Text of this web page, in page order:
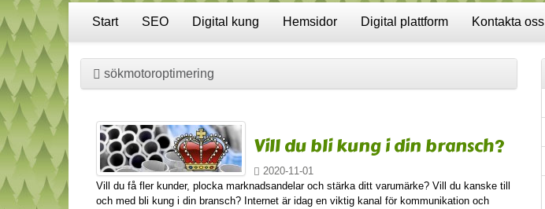
Start SEO Digital kung Hemsidor Digital plattform Kontakta oss
sökmotoroptimering
Vill du bli kung i din bransch?
2020-11-01
Vill du få fler kunder, plocka marknadsandelar och stärka ditt varumärke? Vill du kanske till
och med bli kung i din bransch? Internet är idag en viktig kanal för kommunikation och